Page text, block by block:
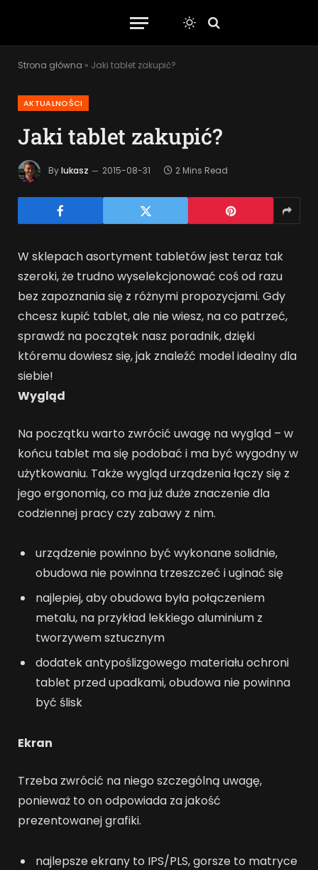
Strona główna » Jaki tablet zakupić?
AKTUALNOŚCI
Jaki tablet zakupić?
Bylukasz 2015-08-31 2 Mins Read
W sklepach asortyment tabletów jest teraz tak
szeroki, że trudno wyselekcjonować coś od razu
bez zapoznania się z różnymi propozycjami. Gdy
chcesz kupić tablet, ale nie wiesz, na co patrzeć,
sprawdź na początek nasz poradnik, dzięki
któremu dowiesz się, jak znaleźć model idealny dla
siebie!
Wygląd
Na początku warto zwrócić uwagę na wygląd – w
końcu tablet ma się podobać i ma być wygodny w
użytkowaniu. Także wygląd urządzenia łączy się z
jego ergonomią, co ma już duże znaczenie dla
codziennej pracy czy zabawy z nim.
urządzenie powinno być wykonane solidnie,
obudowa nie powinna trzeszczeć i uginać się
najlepiej, aby obudowa była połączeniem
metalu, na przykład lekkiego aluminium z
tworzywem sztucznym
dodatek antypoślizgowego materiału ochroni
tablet przed upadkami, obudowa nie powinna
być ślisk
Ekran
Trzeba zwrócić na niego szczególną uwagę,
ponieważ to on odpowiada za jakość
prezentowanej grafiki.
najlepsze ekrany to IPS/PLS, gorsze to matryce